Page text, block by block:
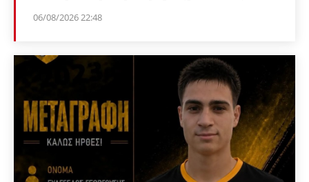
06/08/2026 22:48